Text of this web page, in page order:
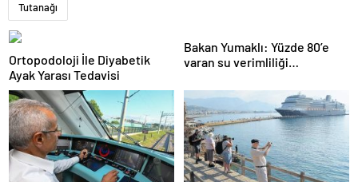
Tutanağı
Ortopodoloji İle Diyabetik
Ayak Yarası Tedavisi
Bakan Yumaklı: Yüzde 80’e
varan su verimliliği